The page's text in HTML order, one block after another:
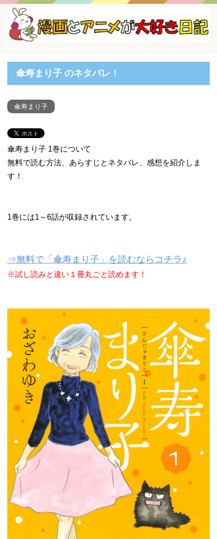
傘寿まり子 のネタバレ！
傘寿まり子
傘寿まり子 1巻について
無料で読む方法、あらすじとネタバレ、感想を紹介しま
す！
1巻には1～6話が収録されています。
⇒無料で「傘寿まり子」を読むならコチラ♪
※試し読みと違い１冊丸ごと読めます！